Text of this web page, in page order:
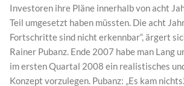
Investoren ihre Pläne innerhalb von acht
Teil umgesetzt haben müssten. Die acht
Fortschritte sind nicht erkennbar“, ärgert
Rainer Pubanz. Ende 2007 habe man Lang
im ersten Quartal 2008 ein realistisches
Konzept vorzulegen. Pubanz: „Es kam